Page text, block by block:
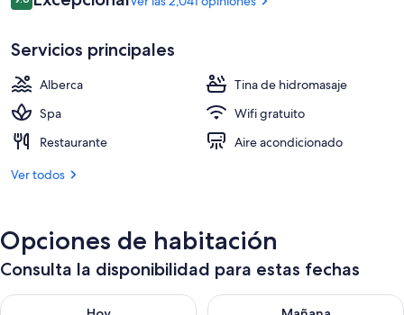
King Suite, 2 Bedrooms, 2 King Beds
9.6 de 10,
Servicios principales
Alberca
Tina de hidromasaje
Spa
Wifi gratuito
Restaurante
Aire acondicionado
Ver todos
Opciones de habitación
Consulta la disponibilidad para estas fechas
Consulta la disponibilidad para hoy ago 10 - ago 11
Consulta la disponibilidad